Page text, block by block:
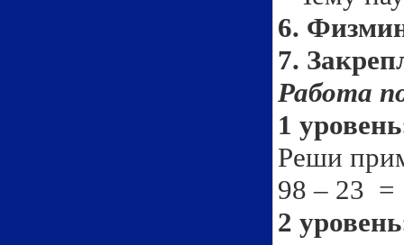
6.
7.
Работа
1
Реши
98 – 23
2